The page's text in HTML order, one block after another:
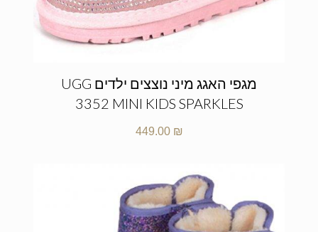
מגפי האגג מיני נוצצים ילדים UGG
3352 MINI KIDS SPARKLES
449.00 ₪